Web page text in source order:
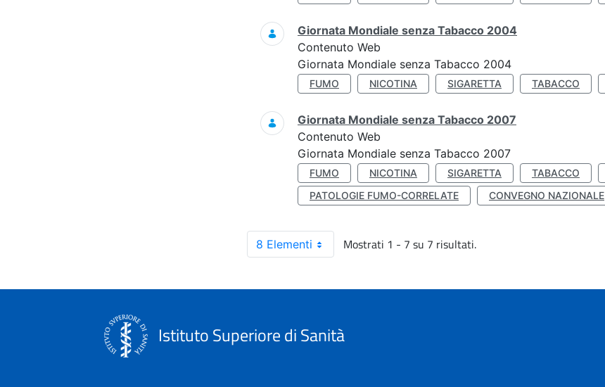
Giornata Mondiale senza Tabacco 2004
Contenuto Web
Giornata Mondiale senza Tabacco 2004
FUMO NICOTINA SIGARETTA TABACCO
Giornata Mondiale senza Tabacco 2007
Contenuto Web
Giornata Mondiale senza Tabacco 2007
FUMO NICOTINA SIGARETTA TABACCO
PATOLOGIE FUMO-CORRELATE
CONVEGNO NAZIONALE
8 Elementi Mostrati 1 - 7 su 7 risultati.
Istituto Superiore di Sanità